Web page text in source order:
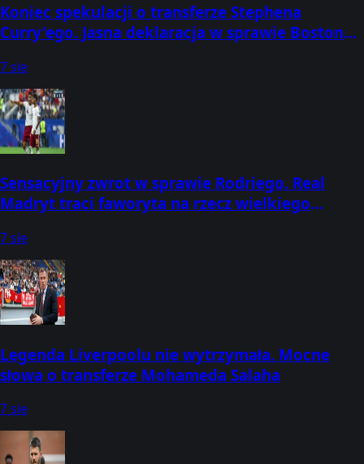
Koniec spekulacji o transferze Stephena
Curry'ego. Jasna deklaracja w sprawie Boston
7 sie
Sensacyjny zwrot w sprawie Rodriego. Real
Madryt traci faworyta na rzecz wielkiego
7 sie
Legenda Liverpoolu nie wytrzymała. Mocne
słowa o transferze Mohameda Salaha
7 sie